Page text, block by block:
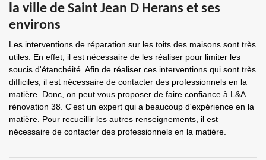
la ville de Saint Jean D Herans et ses
environs
Les interventions de réparation sur les toits des maisons sont très
utiles. En effet, il est nécessaire de les réaliser pour limiter les
soucis d'étanchéité. Afin de réaliser ces interventions qui sont très
difficiles, il est nécessaire de contacter des professionnels en la
matière. Donc, on peut vous proposer de faire confiance à L&A
rénovation 38. C'est un expert qui a beaucoup d'expérience en la
matière. Pour recueillir les autres renseignements, il est
nécessaire de contacter des professionnels en la matière.